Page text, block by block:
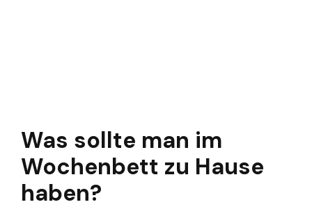
Was sollte man im
Wochenbett zu Hause
haben?